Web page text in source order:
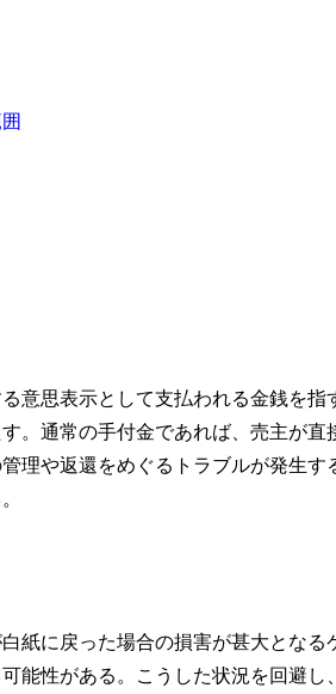
意思表示として支払われる金銭を指
。通常の手付金であれば、売主が
理や返還をめぐるトラブルが発生
紙に戻った場合の損害が甚大とな
能性がある。こうした状況を回避